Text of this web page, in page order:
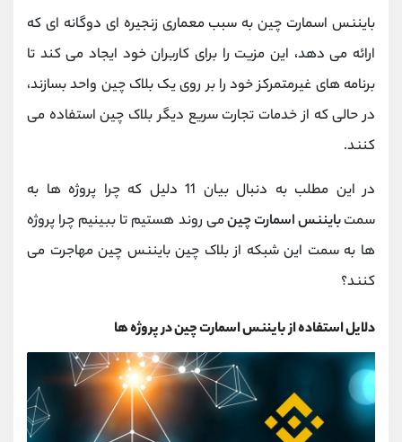
بایننس اسمارت چین به سبب معماری زنجیره ای دوگانه ای که
ارائه می دهد، این مزیت را برای کاربران خود ایجاد می کند تا
برنامه های غیرمتمرکز خود را بر روی یک بلاک چین واحد بسازند،
در حالی که از خدمات تجارت سریع دیگر بلاک چین استفاده می
کنند.
در این مطلب به دنبال بیان 11 دلیل که چرا پروژه ها به
سمتبایننساسمارت چینمی روند هستیم تا ببینیم چرا پروژه
ها به سمت این شبکه از بلاک چین بایننس چین مهاجرت می
کنند؟
دلایل استفاده از بایننس اسمارت چین در پروژه ها